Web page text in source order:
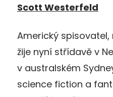
Scott Westerfeld
Americký spisovatel,
žije nyní střídavě v
v australském
science fiction a